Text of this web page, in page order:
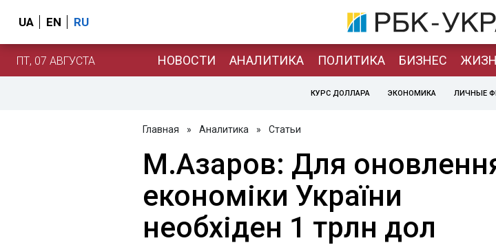
UA EN RU
ПТ, 07 АВГУСТА НОВОСТИ АНАЛИТИКА ПОЛИТИКА БИЗНЕС
КУРС ДОЛЛАРА ЭКОНОМИКА ЛИЧНЫЕ
Главная » Аналитика » Статьи
М.Азаров: Для
економіки України
необхіден 1 трлн дол